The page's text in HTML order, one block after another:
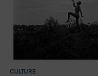
CULTURE